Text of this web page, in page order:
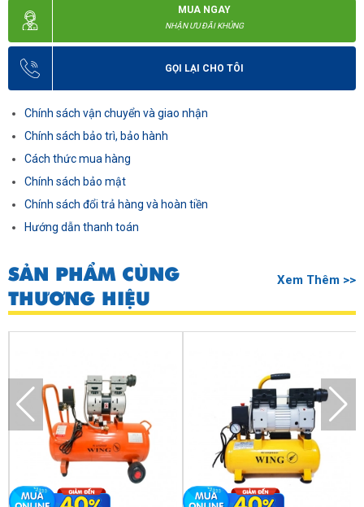
MUA NGAY
NHẬN ƯU ĐÃI KHỦNG
GỌI LẠI CHO TÔI
Chính sách vận chuyển và giao nhận
Chính sách bảo trì, bảo hành
Cách thức mua hàng
Chính sách bảo mật
Chính sách đổi trả hàng và hoàn tiền
Hướng dẫn thanh toán
SẢN PHẨM CÙNG
THƯƠNG HIỆU
Xem Thêm >>